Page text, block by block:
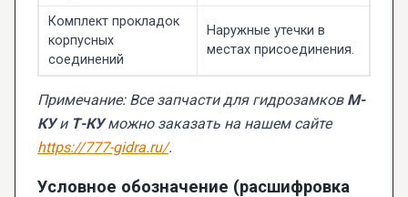
Комплект прокладок
корпусных
соединений
Наружные утечки в
местах присоединения.
Примечание: Все запчасти для гидрозамков М-
КУи Т-КУможно заказать на нашем сайте
https://777-gidra.ru/.
Условное обозначение (расшифровка